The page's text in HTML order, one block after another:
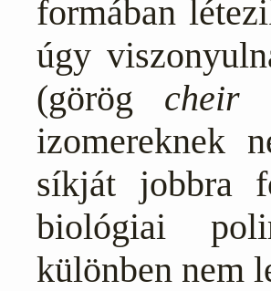
formában
úgy
(görög cheir
izomereknek
síkját jobbra
biológiai
különben nem